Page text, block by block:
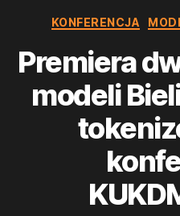
Spichlerz
KONFERENCJA
Premiera
modeli